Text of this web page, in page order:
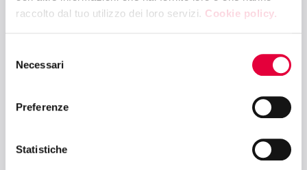
raccolto dal tuo utilizzo dei loro servizi. Cookie policy.
delNecessari
Preferenze
Statistiche
FRUIT & VEG ARENA - PAD. 4
opportunità